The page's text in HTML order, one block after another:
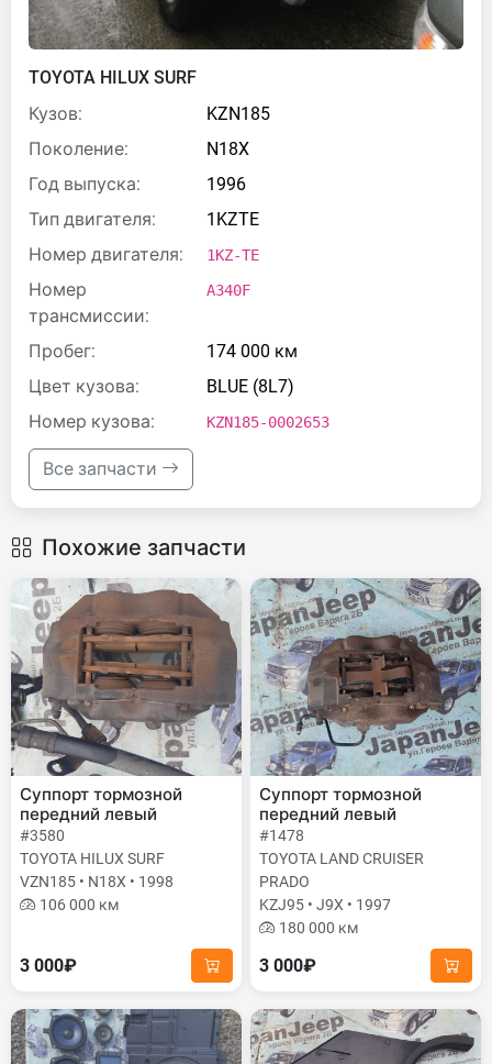
TOYOTA HILUX SURF
Кузов:
KZN185
Поколение:
N18X
Год выпуска:
1996
Тип двигателя:
1KZTE
Номер двигателя:
1KZ-TE
Номер
трансмиссии:
A340F
Пробег:
174 000 км
Цвет кузова:
BLUE (8L7)
Номер кузова:
KZN185-0002653
Все запчасти
Похожие запчасти
Суппорт тормозной
передний левый
#3580
TOYOTA HILUX SURF
VZN185 • N18X • 1998
106 000 км
3 000₽
Суппорт тормозной
передний левый
#1478
TOYOTA LAND CRUISER
PRADO
KZJ95 • J9X • 1997
180 000 км
3 000₽